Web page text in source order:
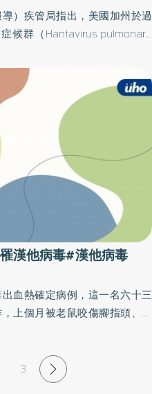
物體或被帶病毒的動物咬傷，
個月，症狀包括發燒、腹痛、
並侵犯腎臟。清理鼠糞要當心
滅鼠是防範漢他病毒侵襲的最佳
應做好環境整頓工作，尤其是倉
如遇到鼠糞、尿必須清理，可
作用30分鐘後再行清理，以策
）疾管局指出，美國加州於過
候群（Hantavirus pulmonary
勝美地國家公園（Yosemite
露營區的經典帳篷屋。目前疾
遊客並進行健康監視，此外也
國家公園之遊客，且曾接觸囓
國後若出現身體不適症狀，應
觸史及旅遊史等訊息，以及早
於1993年確診首起漢他病毒肺
共通報587例感染病例，其中
於鄉村地區。台灣自2001年迄
，其中僅於2001年出現1例漢他
毒出血熱。據了解，漢他病毒
齒類動物之唾液、糞便和尿液
氣、物體或被帶病毒之囓齒動
毒症候群。疾管局表示，臨床
漢他病毒肺症候群」兩種。
吐、不等程度出血現象並侵犯
在6天至數週之間，早期症狀為
漢他病毒#漢他病毒
血熱確定病例，這一名六十三
上個月被老鼠咬傷腳指頭、接
有10％。請民眾要特別注意環
間新聞 提供。
3